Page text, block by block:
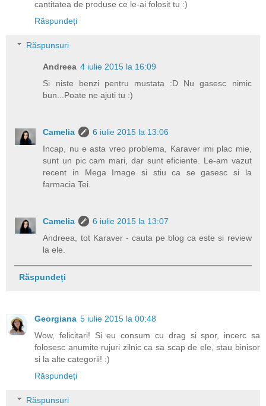
cantitatea de produse ce le-ai folosit tu :)
Răspundeți
Răspunsuri
Andreea 4 iulie 2015 la 16:09
Si niste benzi pentru mustata :D Nu gasesc nimic
bun...Poate ne ajuti tu :)
Camelia
6 iulie 2015 la 13:06
Incap, nu e asta vreo problema, Karaver imi plac mie,
sunt un pic cam mari, dar sunt eficiente. Le-am vazut
recent in Mega Image si stiu ca se gasesc si la
farmacia Tei.
Camelia
6 iulie 2015 la 13:07
Andreea, tot Karaver - cauta pe blog ca este si review
la ele.
Răspundeți
Georgiana 5 iulie 2015 la 00:48
Wow, felicitari! Si eu consum cu drag si spor, incerc sa
folosesc anumite rujuri zilnic ca sa scap de ele, stau binisor
si la alte categorii! :)
Răspundeți
Răspunsuri